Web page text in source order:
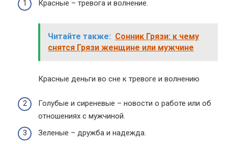
Красные – тревога и волнение.
Читайте также: Сонник Грязи: к чему
снятся Грязи женщине или мужчине
Красные деньги во сне к тревоге и волнению
Голубые и сиреневые – новости о работе или об
отношениях с мужчиной.
Зеленые – дружба и надежда.